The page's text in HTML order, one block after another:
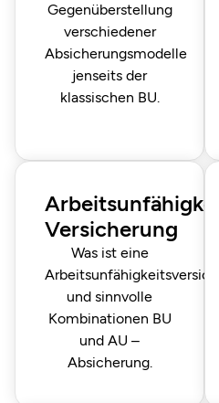
Gegenüberstellung
verschiedener
Absicherungsmodelle
jenseits der
klassischen BU.
Versicherung
Was ist eine
und sinnvolle
Kombinationen BU
und AU –
Absicherung.